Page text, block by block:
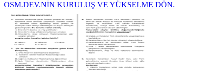
OSM.DEV.NİN KURULUŞ VE YÜKSELME DÖN.